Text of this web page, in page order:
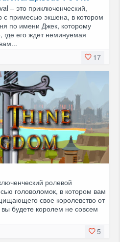
– это приключенческий,
с примесью экшена, в котором
по имени Джек, которому
где его ждет неминуемая
17
ролевой
головоломок, в котором вам
свое королевство от
будете королем не совсем
5